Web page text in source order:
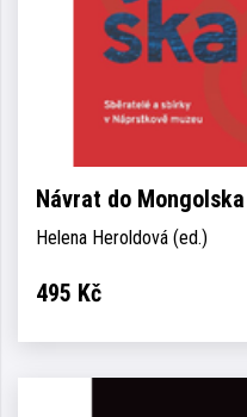
Návrat do Mongolska
Helena Heroldová (ed.)
495 Kč